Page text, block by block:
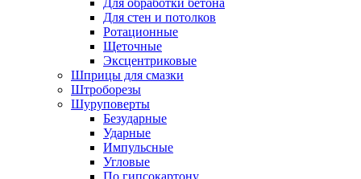
Для обработки бетона
Для стен и потолков
Ротационные
Щеточные
Эксцентриковые
Шприцы для смазки
Штроборезы
Шуруповерты
Безударные
Ударные
Импульсные
Угловые
По гипсокартону